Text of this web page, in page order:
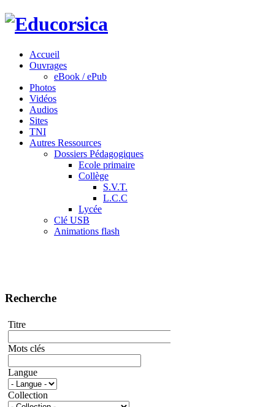
Accueil
Ouvrages
eBook / ePub
Photos
Vidéos
Audios
Sites
TNI
Autres Ressources
Dossiers Pédagogiques
Ecole primaire
Collège
S.V.T.
L.C.C
Lycée
Clé USB
Animations flash
Recherche
Titre
Mots clés
Langue
Collection